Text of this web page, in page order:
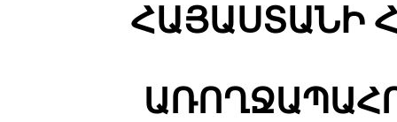
ՀԱՅԱՍՏԱՆԻ